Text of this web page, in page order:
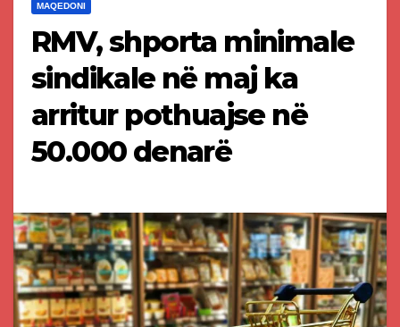
MAQEDONI
RMV, shporta minimale
sindikale në maj ka
arritur pothuajse në
50.000 denarë